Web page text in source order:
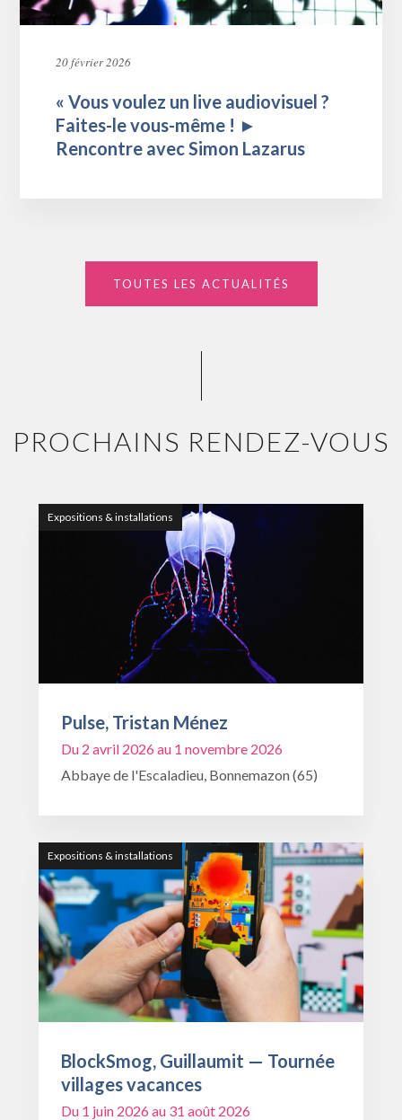
20 février 2026
« Vous voulez un live audiovisuel ?
Faites-le vous-même ! ►
Rencontre avec Simon Lazarus
TOUTES LES ACTUALITÉS
PROCHAINS RENDEZ-VOUS
Expositions & installations
Pulse, Tristan Ménez
Du 2 avril 2026 au 1 novembre 2026
Abbaye de l'Escaladieu, Bonnemazon (65)
Expositions & installations
BlockSmog, Guillaumit — Tournée
villages vacances
Du 1 juin 2026 au 31 août 2026